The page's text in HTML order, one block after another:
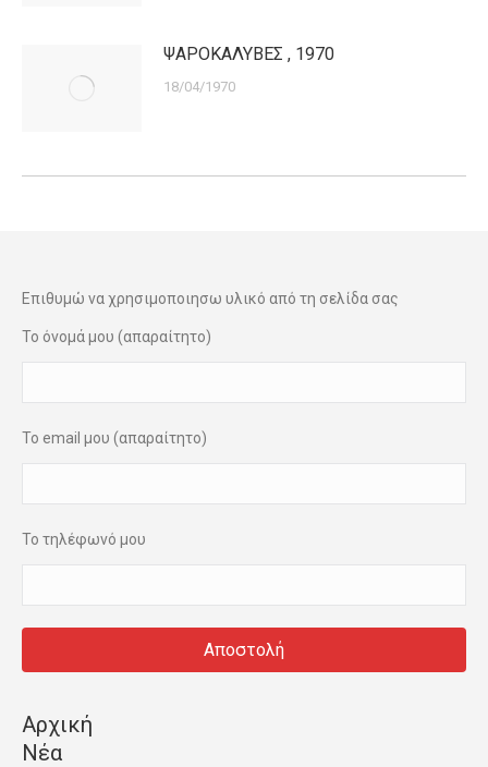
ΨΑΡΟΚΑΛΥΒΕΣ , 1970
18/04/1970
Επιθυμώ να χρησιμοποιησω υλικό από τη σελίδα σας
Το όνομά μου (απαραίτητο)
Το email μου (απαραίτητο)
Το τηλέφωνό μου
Αρχική
Νέα